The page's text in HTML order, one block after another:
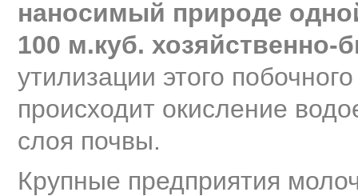
наносимый природе
100 м.куб.
утилизации этого
происходит окисление
слоя почвы.
Крупные предприятия